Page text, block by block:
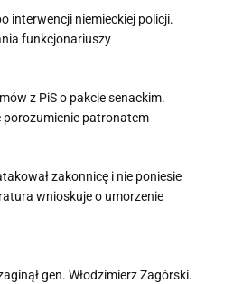
interwencji niemieckiej policji.
funkcjonariuszy
z PiS o pakcie senackim.
porozumienie patronatem
zakonnicę i nie poniesie
wnioskuje o umorzenie
gen. Włodzimierz Zagórski.